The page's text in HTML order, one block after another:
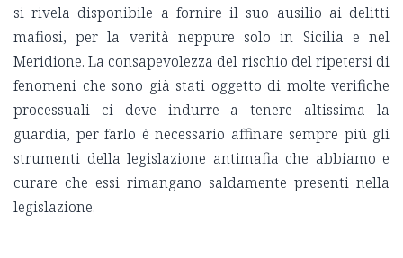
si rivela disponibile a fornire il suo ausilio ai delitti
mafiosi, per la verità neppure solo in Sicilia e nel
Meridione. La consapevolezza del rischio del ripetersi di
fenomeni che sono già stati oggetto di molte verifiche
processuali ci deve indurre a tenere altissima la
guardia, per farlo è necessario affinare sempre più gli
strumenti della legislazione antimafia che abbiamo e
curare che essi rimangano saldamente presenti nella
legislazione.